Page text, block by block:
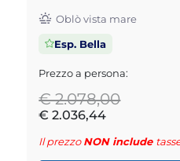
Oblò vista mare
Esp. Bella
Prezzo a persona:
€ 2.078,00
€ 2.036,44
Il prezzoNON include